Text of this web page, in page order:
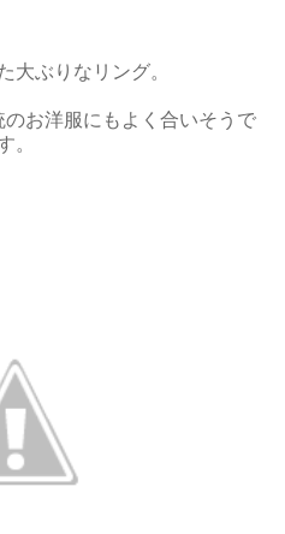
大ぶりなリング。
お洋服にもよく合いそうで
。